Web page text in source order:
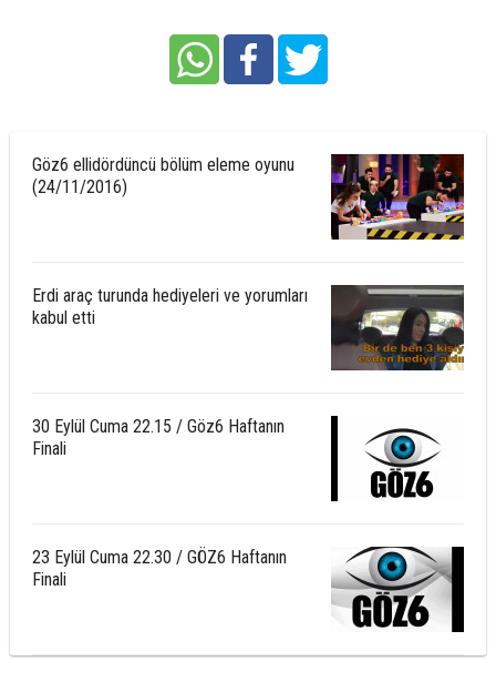
Göz6 ellidördüncü bölüm eleme oyunu
(24/11/2016)
Erdi araç turunda hediyeleri ve yorumları
kabul etti
30 Eylül Cuma 22.15 / Göz6 Haftanın
Finali
23 Eylül Cuma 22.30 / GÖZ6 Haftanın
Finali